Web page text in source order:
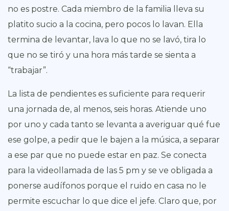
no es postre. Cada miembro de la familia lleva su
platito sucio a la cocina, pero pocos lo lavan. Ella
termina de levantar, lava lo que no se lavó, tira lo
que no se tiró y una hora más tarde se sienta a
“trabajar”.
La lista de pendientes es suficiente para requerir
una jornada de, al menos, seis horas. Atiende uno
por uno y cada tanto se levanta a averiguar qué fue
ese golpe, a pedir que le bajen a la música, a separar
a ese par que no puede estar en paz. Se conecta
para la videollamada de las 5 pm y se ve obligada a
ponerse audífonos porque el ruido en casa no le
permite escuchar lo que dice el jefe. Claro que, por